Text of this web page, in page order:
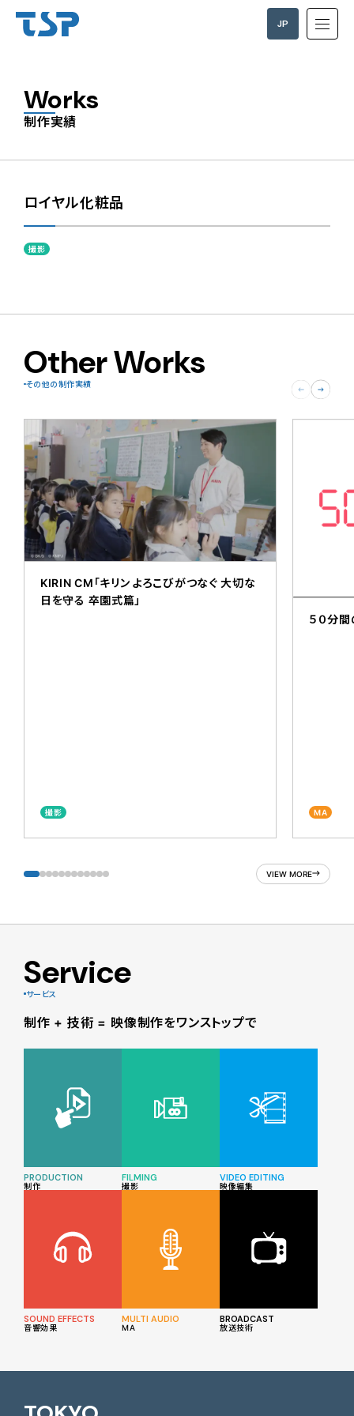
JP
Works
制作実績
ロイヤル化粧品
撮影
Other Works
その他の制作実績
KIRIN CM「キリン よろこびがつなぐ 大切な
日を守る 卒園式篇」
撮影
５０分
MA
VIEW MORE
Service
サービス
制作 + 技術 = 映像制作をワンストップで
PRODUCTION
制作
FILMING
撮影
VIDEO EDITING
映像編集
SOUND EFFECTS
音響効果
MULTI AUDIO
MA
BROADCAST
放送技術